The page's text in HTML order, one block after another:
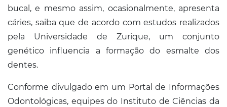
bucal, e mesmo assim, ocasionalmente, apresenta
cáries, saiba que de acordo com estudos realizados
pela Universidade de Zurique, um conjunto
genético influencia a formação do esmalte dos
dentes.
Conforme divulgado em um Portal de Informações
Odontológicas, equipes do Instituto de Ciências da